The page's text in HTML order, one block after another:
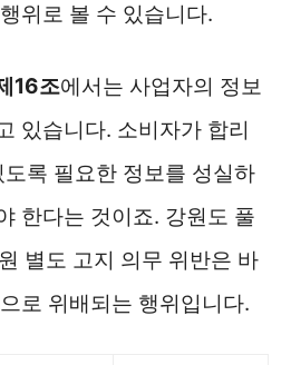
위로 볼 수 있습니다.
16조에서는 사업자의 정보
있습니다. 소비자가 합리
록 필요한 정보를 성실하
한다는 것이죠. 강원도 풀
별도 고지 의무 위반은 바
로 위배되는 행위입니다.